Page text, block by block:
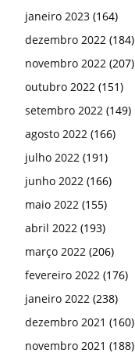
janeiro 2023 (164)
dezembro 2022 (184)
novembro 2022 (207)
outubro 2022 (151)
setembro 2022 (149)
agosto 2022 (166)
julho 2022 (191)
junho 2022 (166)
maio 2022 (155)
abril 2022 (193)
março 2022 (206)
fevereiro 2022 (176)
janeiro 2022 (238)
dezembro 2021 (160)
novembro 2021 (188)